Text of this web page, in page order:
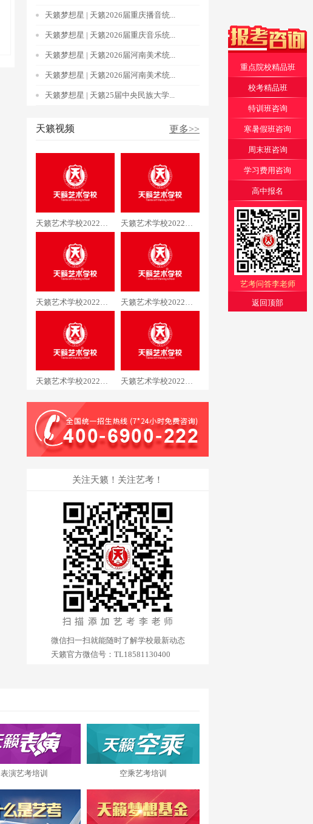
天籁梦想星 | 天籁2026届重庆播音统...
天籁梦想星 | 天籁2026届重庆音乐统...
天籁梦想星 | 天籁2026届河南美术统...
天籁梦想星 | 天籁2026届河南美术统...
天籁梦想星 | 天籁25届中央民族大学...
天籁视频 更多>>
天籁艺术学校2022届空乘专业许同学通过中国民航大学 天籁艺术学校2022届空乘专业吴同学通过中国民航大学
天籁艺术学校2022届编导专业梁同学通过中国传媒大学 天籁艺术学校2022届编导专业黄同学通过中国传媒大学
天籁艺术学校2022届音乐专业石同学通过中央民族大学 天籁艺术学校2022届音乐专业居同学通过中央音乐学院
关注天籁！关注艺考！
微信扫一扫就能随时了解学校最新动态
天籁官方微信号：TL18581130400
表演艺考培训 空乘艺考培训
重点院校精品班
校考精品班
特训班咨询
寒暑假班咨询
周末班咨询
学习费用咨询
高中报名
艺考问答李老师
返回顶部